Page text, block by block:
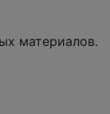
материалов.